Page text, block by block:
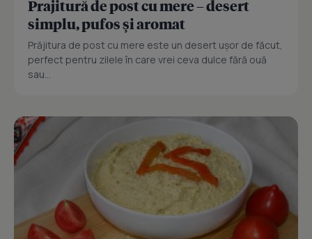
Prajitură de post cu mere – desert
simplu, pufos și aromat
Prăjitura de post cu mere este un desert ușor de făcut,
perfect pentru zilele în care vrei ceva dulce fără ouă
sau...